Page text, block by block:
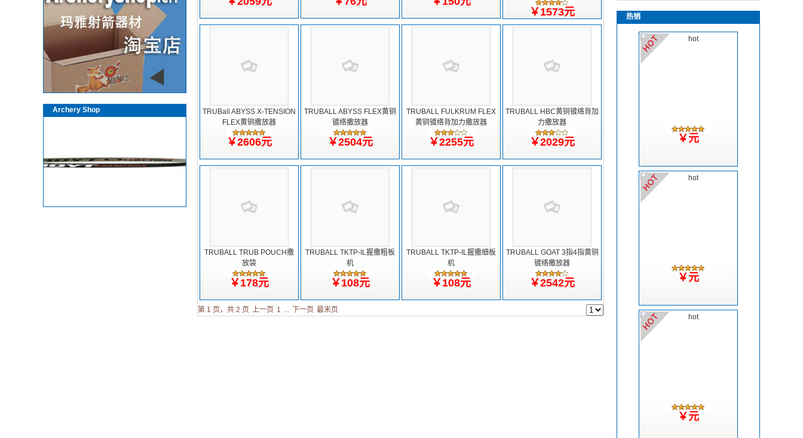
Archery Shop
￥1573元
TRUBall ABYSS X-TENSION
FLEX黄铜撒放器
￥2606元
TRUBALL ABYSS FLEX黄铜
镀络撒放器
￥2504元
TRUBALL FULKRUM FLEX
黄铜镀络背加力撒放器
￥2255元
TRUBALL HBC黄铜镀络背加
力撒放器
￥2029元
TRUBALL TRUB POUCH撒
放袋
￥178元
TRUBALL TKTP-IL握撒粗板
机
￥108元
TRUBALL TKTP-IL握撒细板
机
￥108元
TRUBALL GOAT 3指4指黄铜
镀络撒放器
￥2542元
第 1 页，共 2 页 上一页 1 ... 下一页 最末页
热销
￥元
￥元
￥元